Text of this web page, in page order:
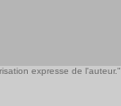
expresse de l'auteur."